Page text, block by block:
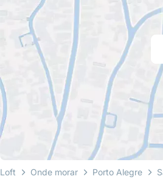
Loft Onde morar Porto Alegre